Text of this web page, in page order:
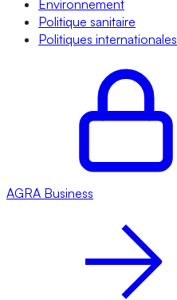
Environnement
Politique sanitaire
Politiques internationales
AGRA Business